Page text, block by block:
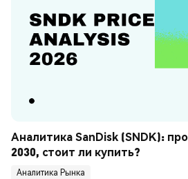
Аналитика SanDisk (SNDK):
2030, стоит ли купить?
Аналитика Рынка